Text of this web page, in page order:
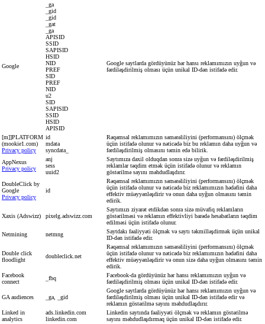
Google
_ga
_gid
_gid
_gat
_ga
APISID
SSID
SAPISID
HSID
NID
PREF
SID
PREF
NID
u2
SID
SAPISID
SSID
HSID
APISID
Google saytlarda gördüyünüz hər hansı reklamımızın uyğun və
fərdiləşdirilmiş olması üçün unikal ID-dən istifadə edir.
[m]]PLATFORM
(mookie1.com)
Privacy policy
id
mdata
syncdata_
Rəqəmsal reklamımızın səmərəliliyini (performansını) ölçmək
üçün istifadə olunur və nəticədə biz bu reklamın daha uyğun və
fərdiləşdirilmiş olmasını təmin edə bilirik.
AppNexus
Privacy policy
anj
sess
uuid2
Saytımıza daxil olduqdan sonra sizə uyğun və fərdiləşdirilmiş
reklamlar təqdim etmək üçün istifadə olunur və reklamın
göstərilmə sayını məhdudlaşdırır.
DoubleClick by
Google
Privacy policy
id
Rəqəmsal reklamımızın səmərəliliyini (performansını) ölçmək
üçün istifadə olunur və nəticədə biz reklamımızın hədəfini daha
effektiv müəyyənləşdirir və onun daha uyğun olmasını təmin
edirik.
Xaxis (Adswizz) pixelg.adswizz.com
Saytımızı ziyarət etdikdən sonra sizə müvafiq reklamların
göstərilməsi və reklamın effektivliyi barədə hesabatların təqdim
edilməsi üçün istifadə olunur.
Netmining
netmng
Saytdakı fəaliyyəti ölçmək və saytı təkmilləşdirmək üçün unikal
ID-dən istifadə edir.
Double click
floodlight
doubleclick.net
Rəqəmsal reklamımızın səmərəliliyini (performansını) ölçmək
üçün istifadə olunur və nəticədə biz reklamımızın hədəfini daha
effektiv müəyyənləşdirir və onun sizə daha uyğun olmasını təmin
edirik.
Facebook
connect
_fbq
Facebook-da gördüyünüz hər hansı reklamımızın uyğun və
fərdiləşdirilmiş olması üçün unikal ID-dən istifadə edir.
GA audiences _ga, _gid
Google saytlarda gördüyünüz hər hansı reklamımızın uyğun və
fərdiləşdirilmiş olması üçün unikal ID-dən istifadə edir və
reklamın göstərilmə sayını məhdudlaşdırır.
Linked in
analytics
ads.linkedin.com
linkedin.com
Linkedin saytında fəaliyyəti ölçmək və reklamın göstərilmə
sayını məhdudlaşdırmaq üçün unikal ID-dən istifadə edir.